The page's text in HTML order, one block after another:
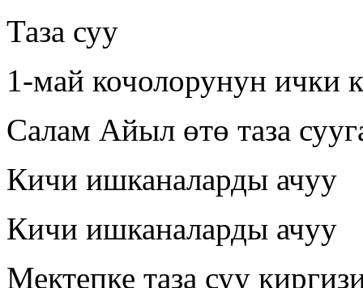
Таза суу
1-май кочолорунун ички
Салам Айыл өтө таза
Кичи ишканаларды ачуу
Кичи ишканаларды ачуу
Мектепке таза суу